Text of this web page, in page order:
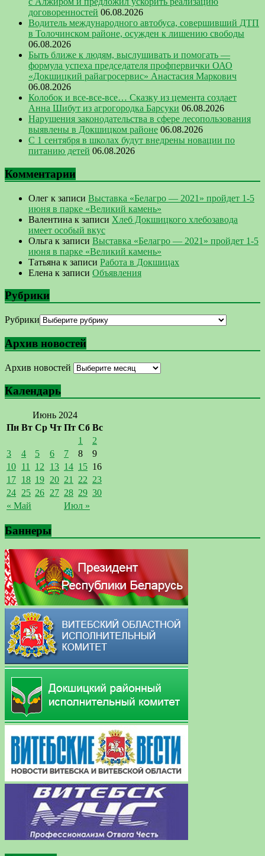
договоренностей 06.08.2026
Водитель международного автобуса, совершивший ДТП
в Толочинском районе, осужден к лишению свободы
06.08.2026
Быть ближе к людям, выслушивать и помогать —
формула успеха председателя профпервички ОАО
«Докшицкий райагросервис» Анастасия Маркович
06.08.2026
Колобок и все-все-все… Сказку из цемента создает
Анна Шибут из агрогородка Барсуки 06.08.2026
Нарушения законодательства в сфере лесопользования
выявлены в Докшицком районе 06.08.2026
С 1 сентября в школах будут внедрены новации по
питанию детей 06.08.2026
Комментарии
Олег к записи Выставка «Белагро — 2021» пройдет 1-5
июня в парке «Великий камень»
Валентина к записи Хлеб Докшицкого хлебозавода
имеет особый вкус
Ольга к записи Выставка «Белагро — 2021» пройдет 1-5
июня в парке «Великий камень»
Татьяна к записи Работа в Докшицах
Елена к записи Объявления
Рубрики
Рубрики
Архив новостей
Архив новостей
Календарь
Июнь 2024
Пн Вт Ср Чт Пт Сб Вс
« Май Июл »
1
2
3
4 5 6 7 8
9
10 11 12 13 14 15 16
17 18 19 20 21 22 23
24 25 26 27 28 29 30
Баннеры